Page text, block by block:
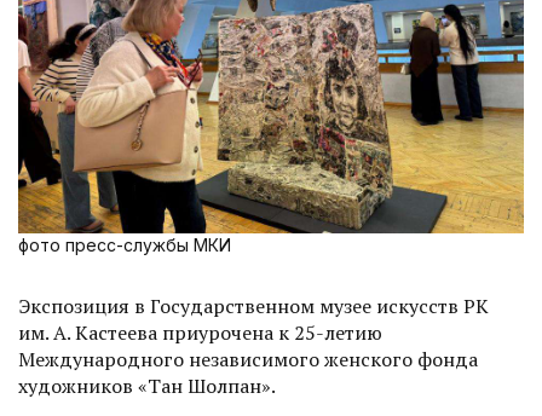
фото пресс-службы МКИ
Экспозиция в Государственном музее искусств РК
им. А. Кастеева приурочена к 25-летию
Международного независимого женского фонда
художников «Тан Шолпан».